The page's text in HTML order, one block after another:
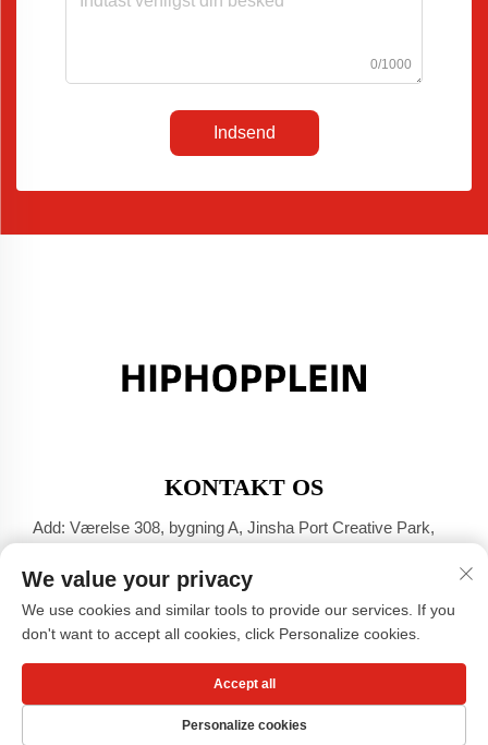
0/1000
Indsend
KONTAKT OS
Add: Værelse 308, bygning A, Jinsha Port Creative Park,
Tel: +86-17304049586
E-mail:[email protected]
Copyright © Guangzhou Xiaohongshu Beklædnings Co., LTD -
Privatlivspolitik
We value your privacy
We use cookies and similar tools to provide our services. If you
don't want to accept all cookies, click Personalize cookies.
Personalize cookies
Accept all